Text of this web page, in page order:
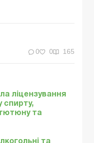
0 0 165
ліцензування
спирту,
тютюну та
та